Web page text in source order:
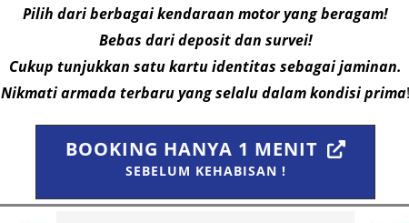
Pilih dari berbagai kendaraan motor yang beragam!
Bebas dari deposit dan survei!
Cukup tunjukkan satu kartu identitas sebagai jaminan.
Nikmati armada terbaru yang selalu dalam kondisi prima!
BOOKING HANYA 1 MENIT
SEBELUM KEHABISAN !